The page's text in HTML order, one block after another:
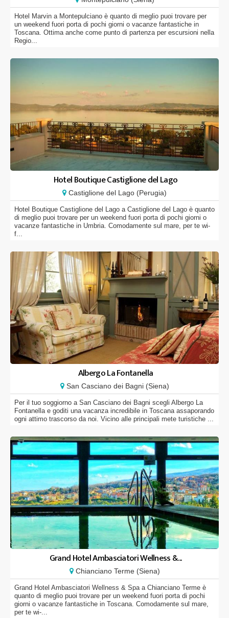
Hotel Marvin a Montepulciano è quanto di meglio puoi trovare per
un weekend fuori porta di pochi giorni o vacanze fantastiche in
Toscana. Ottima anche come punto di partenza per escursioni nella
Regio...
Hotel Boutique Castiglione del Lago
Castiglione del Lago (Perugia)
Hotel Boutique Castiglione del Lago a Castiglione del Lago è quanto
di meglio puoi trovare per un weekend fuori porta di pochi giorni o
vacanze fantastiche in Umbria. Comodamente sul mare, per te wi-
f...
Albergo La Fontanella
San Casciano dei Bagni (Siena)
Per il tuo soggiorno a San Casciano dei Bagni scegli Albergo La
Fontanella e goditi una vacanza incredibile in Toscana assaporando
ogni attimo trascorso da noi. Vicino alle principali mete turistiche ...
Grand Hotel Ambasciatori Wellness &...
Chianciano Terme (Siena)
Grand Hotel Ambasciatori Wellness & Spa a Chianciano Terme è
quanto di meglio puoi trovare per un weekend fuori porta di pochi
giorni o vacanze fantastiche in Toscana. Comodamente sul mare,
per te wi-...